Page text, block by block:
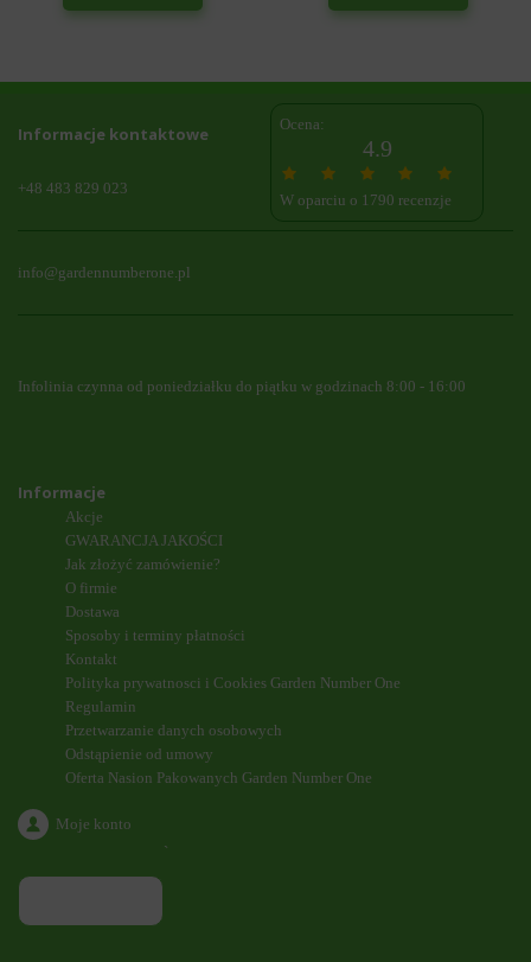
Informacje kontaktowe
+48 483 829 023
Ocena:
4.9
W oparciu o 1790 recenzje
info@gardennumberone.pl
Infolinia czynna od poniedziałku do piątku w godzinach 8:00 - 16:00
Informacje
Akcje
GWARANCJA JAKOŚCI
Jak złożyć zamówienie?
O firmie
Dostawa
Sposoby i terminy płatności
Kontakt
Polityka prywatnosci i Cookies Garden Number One
Regulamin
Przetwarzanie danych osobowych
Odstąpienie od umowy
Oferta Nasion Pakowanych Garden Number One
Moje konto
`